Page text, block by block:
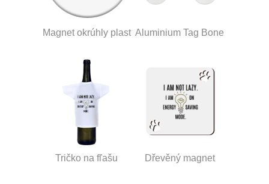
Magnet okrúhly plast Aluminium Tag Bone
Tričko na fľašu Dřevěný magnet